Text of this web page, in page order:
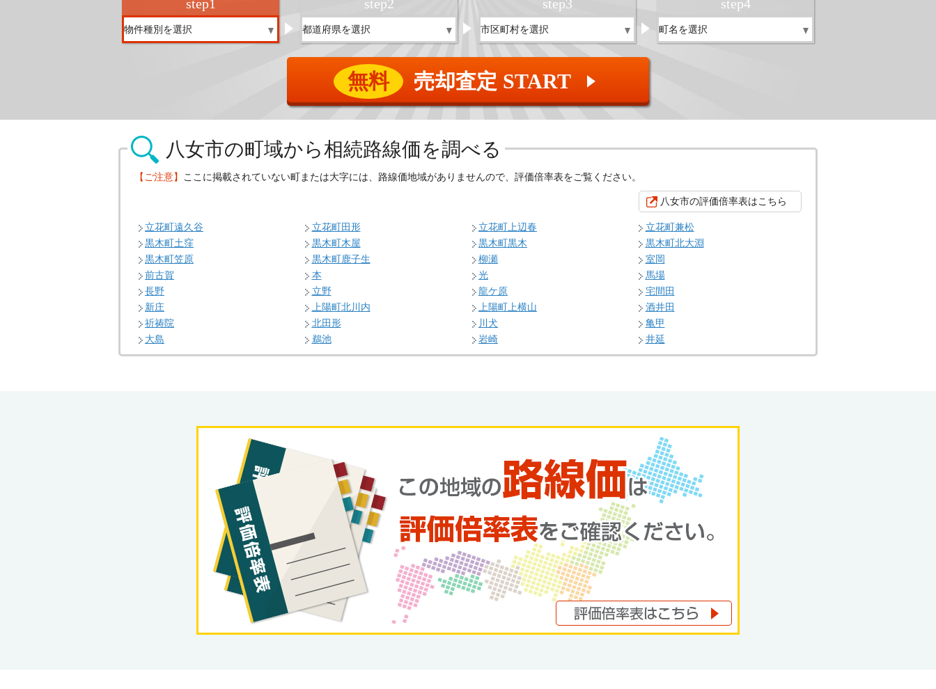
step1 step2 step3 step4
無料 売却査定 START ▲
八女市の町域から相続路線価を調べる
【ご注意】 ここに掲載されていない町または大字には、路線価地域がありませんので、評価倍率表をご覧ください。
八女市の評価倍率表はこちら
立花町遠久谷 立花町田形 立花町上辺春
立花町兼松
黒木町土窪
黒木町木屋 黒木町黒木
黒木町北大淵
黒木町笠原
黒木町鹿子生 柳瀬
室岡
前古賀
本 光
馬場
長野
立野 龍ケ原
宅間田
新庄
上陽町北川内 上陽町上横山
酒井田
祈祷院
北田形 川犬
亀甲
大島
鵜池 岩崎 井延